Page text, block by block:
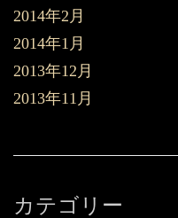
2014年2月
2014年1月
2013年12月
2013年11月
カテゴリー